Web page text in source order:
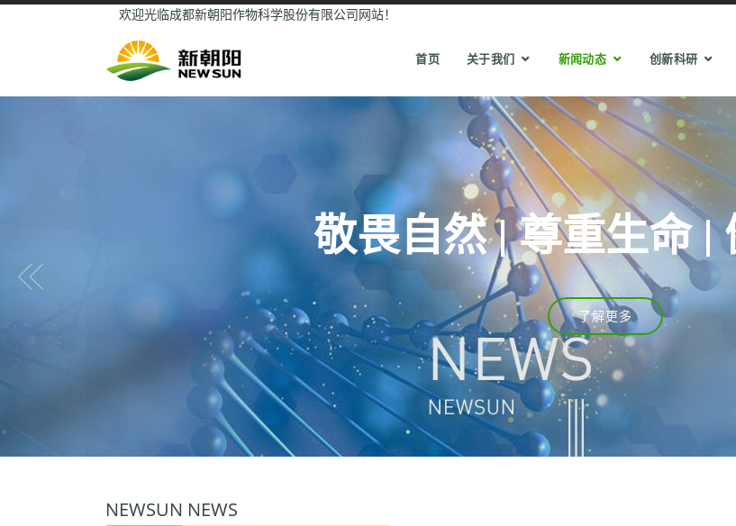
欢迎光临成都新朝阳作物科学股份有限公司网站！
首页 关于我们 新闻动态 创新科研
敬畏自然 | 尊重生命 |
了解更多
Previous
NEWSUN NEWS